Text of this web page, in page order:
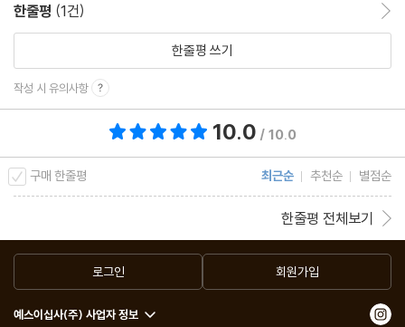
DAY 54 난 그에게 다 말해.
Review
Part 5 한 끗 차이도 놓칠 수 없어!
DAY 56 나 너랑 결혼하고 싶어.
DAY 57 넌 친구들 사이에 있어.
DAY 59 그거 인터넷에 있어.
DAY 60 우리 내년까지 기다려야 해.
DAY 61 나 3월 이후로 일 안 했어.
DAY 62 그분 2주 동안 휴가예요.
한줄평 (1건)
한줄평 쓰기
작성 시 유의사항
10.0 / 10.0
구매 한줄평 최근순 추천순 별점순
한줄평 전체보기
로그인 회원가입
예스이십사(주) 사업자 정보